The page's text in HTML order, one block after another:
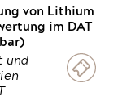
von Lithium
im DAT
und